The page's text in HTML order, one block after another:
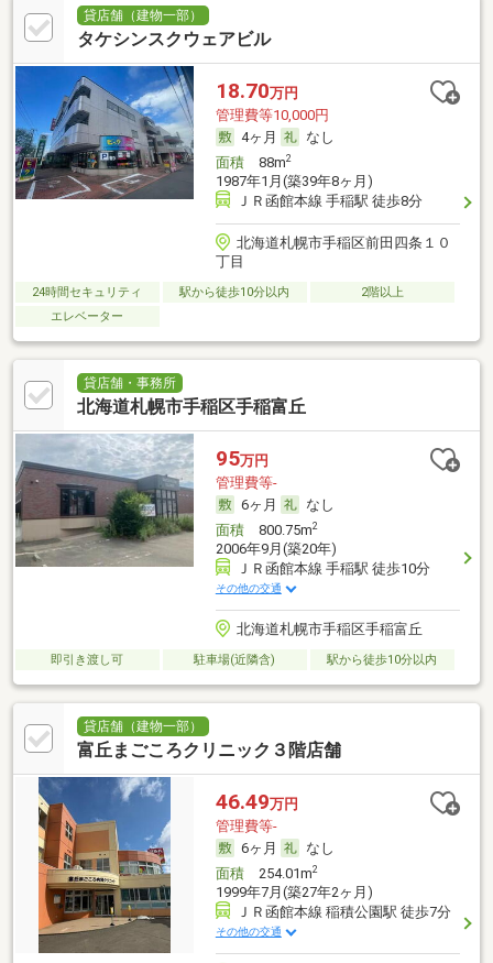
貸店舗（建物一部）
タケシンスクウェアビル
18.70万円
管理費等10,000円
4ヶ月
なし
面積88m2
1987年1月(築39年8ヶ月)
ＪＲ函館本線 手稲駅 徒歩8分
北海道札幌市手稲区前田四条１０
丁目
24時間セキュリティ 駅から徒歩10分以内
2階以上
エレベーター
貸店舗・事務所
北海道札幌市手稲区手稲富丘
95万円
管理費等-
6ヶ月
なし
面積800.75m2
2006年9月(築20年)
ＪＲ函館本線 手稲駅 徒歩10分
その他の交通
北海道札幌市手稲区手稲富丘
即引き渡し可 駐車場(近隣含) 駅から徒歩10分以内
貸店舗（建物一部）
富丘まごころクリニック３階店舗
46.49万円
管理費等-
6ヶ月
なし
面積254.01m2
1999年7月(築27年2ヶ月)
ＪＲ函館本線 稲積公園駅 徒歩7分
その他の交通